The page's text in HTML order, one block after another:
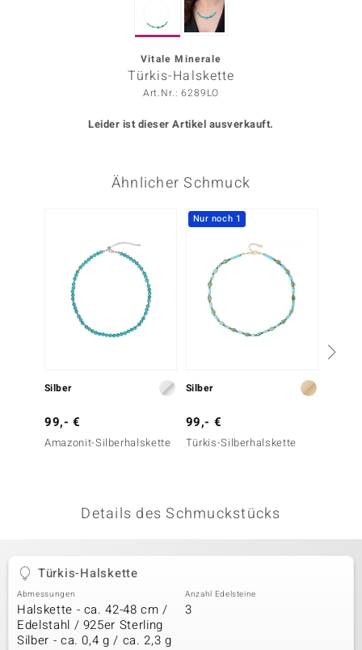
BY DE MELO
Collection
Vitale Minerale
Türkis-Halskette
Art.Nr.: 6289LO
Leider ist dieser Artikel ausverkauft.
Ähnlicher Schmuck
Silber
99,- €
Amazonit-Silberhalskette
Nur noch 1
Silber
99,- €
Türkis-Silberhalskette
Details des Schmuckstücks
Türkis-Halskette
Abmessungen
Halskette - ca. 42-48 cm /
Edelstahl / 925er Sterling
Silber - ca. 0,4 g / ca. 2,3 g
Anzahl Edelsteine
3